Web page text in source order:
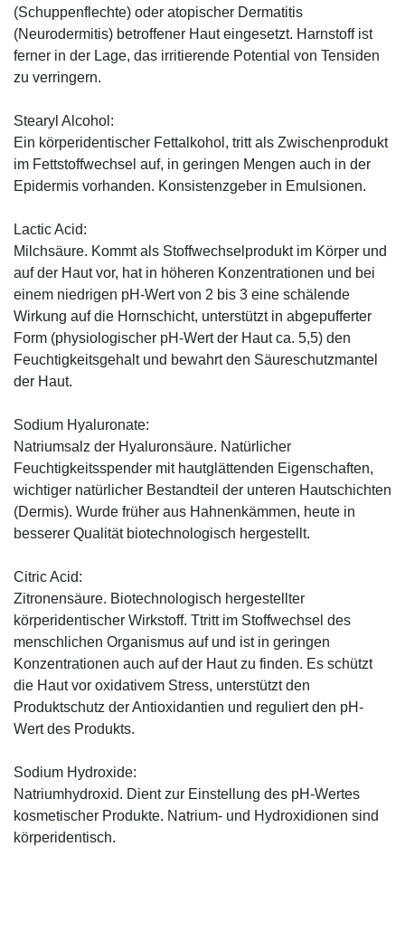
(Schuppenflechte) oder atopischer Dermatitis
(Neurodermitis) betroffener Haut eingesetzt. Harnstoff ist
ferner in der Lage, das irritierende Potential von Tensiden
zu verringern.
Stearyl Alcohol:
Ein körperidentischer Fettalkohol, tritt als Zwischenprodukt
im Fettstoffwechsel auf, in geringen Mengen auch in der
Epidermis vorhanden. Konsistenzgeber in Emulsionen.
Lactic Acid:
Milchsäure. Kommt als Stoffwechselprodukt im Körper und
auf der Haut vor, hat in höheren Konzentrationen und bei
einem niedrigen pH-Wert von 2 bis 3 eine schälende
Wirkung auf die Hornschicht, unterstützt in abgepufferter
Form (physiologischer pH-Wert der Haut ca. 5,5) den
Feuchtigkeitsgehalt und bewahrt den Säureschutzmantel
der Haut.
Sodium Hyaluronate:
Natriumsalz der Hyaluronsäure. Natürlicher
Feuchtigkeitsspender mit hautglättenden Eigenschaften,
wichtiger natürlicher Bestandteil der unteren Hautschichten
(Dermis). Wurde früher aus Hahnenkämmen, heute in
besserer Qualität biotechnologisch hergestellt.
Citric Acid:
Zitronensäure. Biotechnologisch hergestellter
körperidentischer Wirkstoff. Ttritt im Stoffwechsel des
menschlichen Organismus auf und ist in geringen
Konzentrationen auch auf der Haut zu finden. Es schützt
die Haut vor oxidativem Stress, unterstützt den
Produktschutz der Antioxidantien und reguliert den pH-
Wert des Produkts.
Sodium Hydroxide:
Natriumhydroxid. Dient zur Einstellung des pH-Wertes
kosmetischer Produkte. Natrium- und Hydroxidionen sind
körperidentisch.